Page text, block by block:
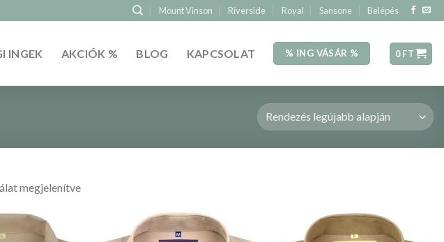
Mount Vinson Riverside Royal Sansone Belépés
INGEK AKCIÓK % BLOG KAPCSOLAT % ING VÁSÁR % 0FT
megjelenítve